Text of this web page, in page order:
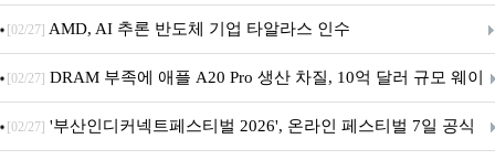
[02/27] AMD, AI 추론 반도체 기업 타알라스 인수
[02/27] DRAM 부족에 애플 A20 Pro 생산 차질, 10억 달러 규모 웨이
퍼 대기
[02/27] '부산인디커넥트페스티벌 2026', 온라인 페스티벌 7일 공식